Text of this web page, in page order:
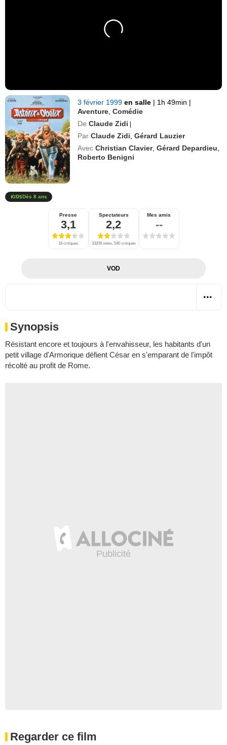
3 février 1999en salle | 1h 49min |
Aventure ,Comédie
De Claude Zidi |
Par Claude Zidi ,Gérard Lauzier
Avec Christian Clavier,Gérard Depardieu
Roberto Benigni
Dès 8 ans
Presse
3,1
18 critiques
Spectateurs
2,2
33209 notes, 540 critiques
Mes amis
--
VOD
Synopsis
Résistant encore et toujours à l'envahisseur, les habitants d'un
petit village d'Armorique défient César en s'emparant de l'impôt
récolté au profit de Rome.
Regarder ce film